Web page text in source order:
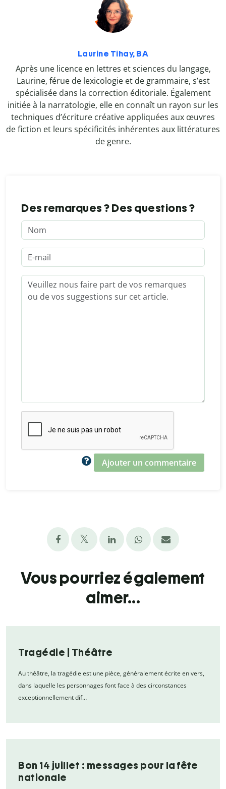
Laurine Tihay, BA
Après une licence en lettres et sciences du langage,
Laurine, férue de lexicologie et de grammaire, s’est
spécialisée dans la correction éditoriale. Également
initiée à la narratologie, elle en connaît un rayon sur les
techniques d’écriture créative appliquées aux œuvres
de fiction et leurs spécificités inhérentes aux littératures
de genre.
Des remarques ? Des questions ?
Ajouter un commentaire
Vous pourriez également
aimer...
Tragédie | Théâtre
Au théâtre, la tragédie est une pièce, généralement écrite en vers,
dans laquelle les personnages font face à des circonstances
exceptionnellement dif…
Bon 14 juillet : messages pour la fête
nationale